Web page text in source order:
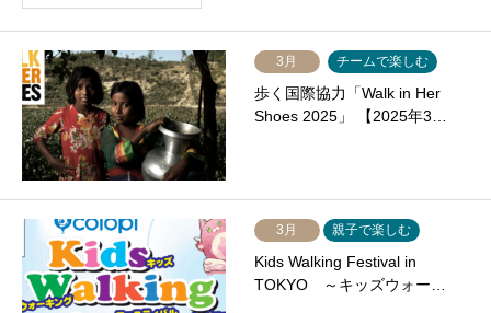
3月 チームで楽しむ
歩く国際協力「Walk in Her
Shoes 2025」 【2025年3…
3月 親子で楽しむ
Kids Walking Festival in
TOKYO ～キッズウォー…